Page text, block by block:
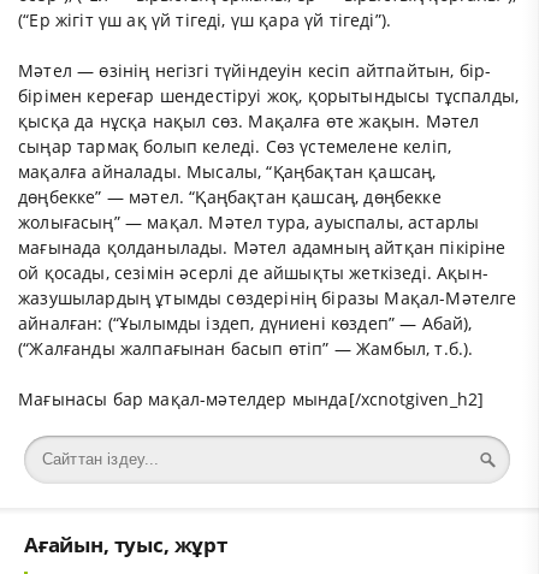
(“Ер жігіт үш ақ үй тігеді, үш қара үй тігеді”).
Мәтел — өзінің негізгі түйіндеуін кесіп айтпайтын, бір-
бірімен кереғар шендестіруі жоқ, қорытындысы тұспалды,
қысқа да нұсқа нақыл сөз. Мақалға өте жақын. Мәтел
сыңар тармақ болып келеді. Сөз үстемелене келіп,
мақалға айналады. Мысалы, “Қаңбақтан қашсаң,
дөңбекке” — мәтел. “Қаңбақтан қашсаң, дөңбекке
жолығасың” — мақал. Мәтел тура, ауыспалы, астарлы
мағынада қолданылады. Мәтел адамның айтқан пікіріне
ой қосады, сезімін әсерлі де айшықты жеткізеді. Ақын-
жазушылардың ұтымды сөздерінің біразы Мақал-Мәтелге
айналған: (“Ұылымды іздеп, дүниені көздеп” — Абай),
(“Жалғанды жалпағынан басып өтіп” — Жамбыл, т.б.).
Мағынасы бар мақал-мәтелдер мында[/xcnotgiven_h2]
Ағайын, туыс, жұрт